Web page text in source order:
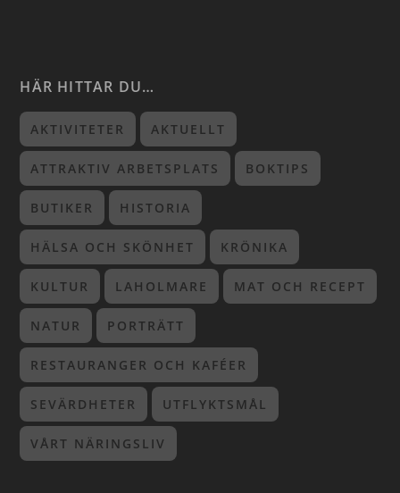
HÄR HITTAR DU…
AKTIVITETER AKTUELLT
ATTRAKTIV ARBETSPLATS BOKTIPS
BUTIKER HISTORIA
HÄLSA OCH SKÖNHET KRÖNIKA
KULTUR LAHOLMARE MAT OCH RECEPT
NATUR PORTRÄTT
RESTAURANGER OCH KAFÉER
SEVÄRDHETER UTFLYKTSMÅL
VÅRT NÄRINGSLIV